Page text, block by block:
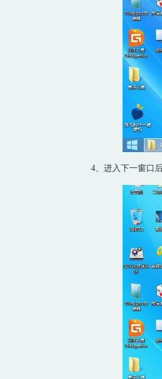
4、进入下一窗口后